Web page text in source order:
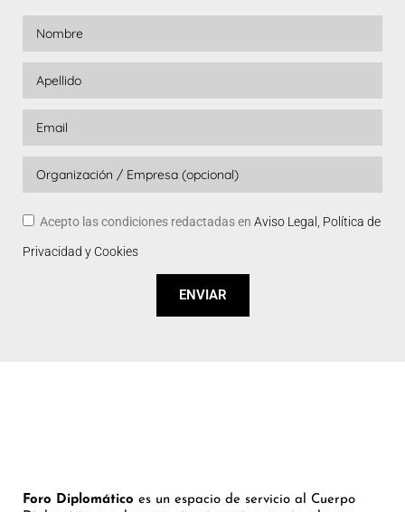
Acepto las condiciones redactadas en Aviso Legal, Política de
Privacidad y Cookies
ENVIAR
Foro Diplomático es un espacio de servicio al Cuerpo